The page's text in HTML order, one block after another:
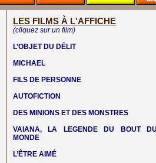
LES FILMS À L'AFFICHE
(cliquez sur un film)
L’OBJET DU DÉLIT
MICHAEL
FILS DE PERSONNE
AUTOFICTION
DES MINIONS ET DES MONSTRES
VAIANA, LA LEGENDE DU BOUT
MONDE
L’ÊTRE AIMÉ